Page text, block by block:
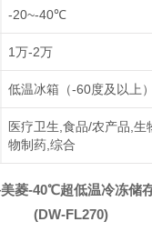
-20~-40℃
1万-2万
低温冰箱（-60度及以上）
医疗卫生,食品/农产品,生
物制药,综合
菱-40℃超低温冷冻储
(DW-FL270)